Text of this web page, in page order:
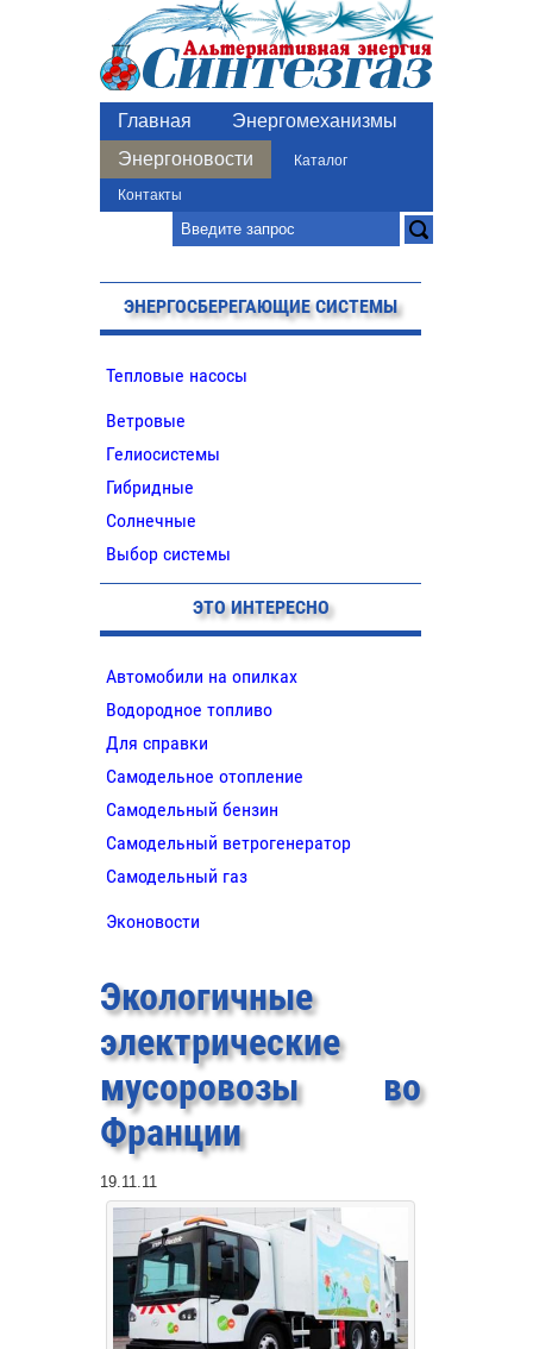
Главная
Энергомеханизмы
Энергоновости
Каталог
Контакты
ЭНЕРГОСБЕРЕГАЮЩИЕ СИСТЕМЫ
Тепловые насосы
Ветровые
Гелиосистемы
Гибридные
Солнечные
Выбор системы
ЭТО ИНТЕРЕСНО
Автомобили на опилках
Водородное топливо
Для справки
Самодельное отопление
Самодельный бензин
Самодельный ветрогенератор
Самодельный газ
Эконовости
Экологичные
электрические
мусоровозы во
Франции
19.11.11